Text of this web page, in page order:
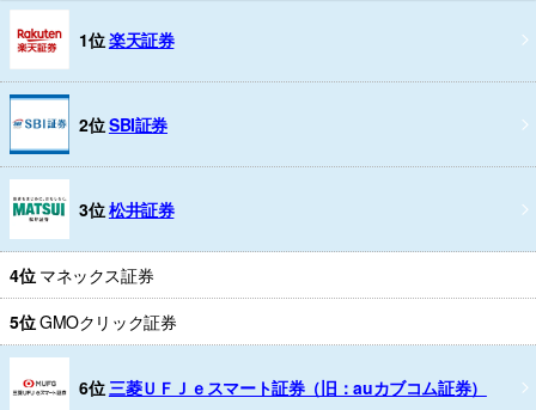
1位楽天証券
2位SBI証券
3位松井証券
4位 マネックス証券
5位GMOクリック証券
6位三菱ＵＦＪｅスマート証券（旧：auカブコム証券）